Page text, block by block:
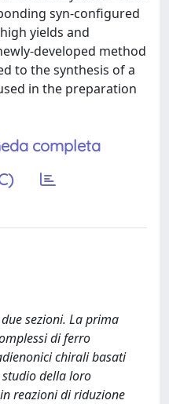
syn-configured
yields and
developed method
to the synthesis of a
in the preparation
completa
sezioni. La prima
di ferro
chirali basati
studio della loro
reazioni di riduzione